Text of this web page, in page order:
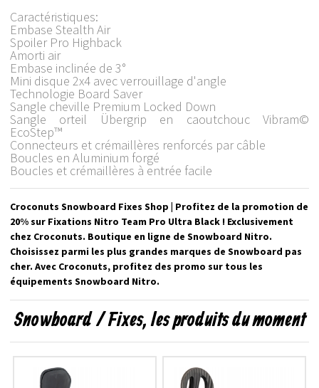
Caractéristiques:
Embase Stealth Air
Spoiler Pro Highback
Amorti air
Embase inclinée de 3°
Mini disque 2x4 avec verrouillage d'angle
Technologie Board Saver
Sangle cheville Premium Locked Down
Sangle orteil Übergrip en caoutchouc Vibram©
EcoStep™
Connecteurs et crémaillères renforcés par câble
Boucles en Aluminium forgé
Boucles et crémaillères à entrée facile
Croconuts Snowboard Fixes Shop | Profitez de la promotion de
20% sur Fixations Nitro Team Pro Ultra Black ! Exclusivement
chez Croconuts. Boutique en ligne de Snowboard Nitro.
Choisissez parmi les plus grandes marques de Snowboard pas
cher. Avec Croconuts, profitez des promo sur tous les
équipements Snowboard Nitro.
Snowboard / Fixes, les produits du moment